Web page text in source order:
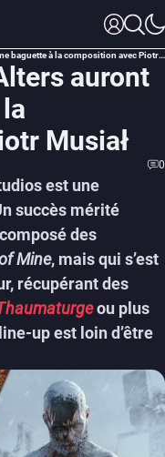
Frostpunk 2 et The Alters auront la même baguette à la composition avec Piotr Musiał
auront
Musiał
0
est une
succès mérité
des
Mine, mais qui s’est
récupérant des
ou plus
up est loin d’être